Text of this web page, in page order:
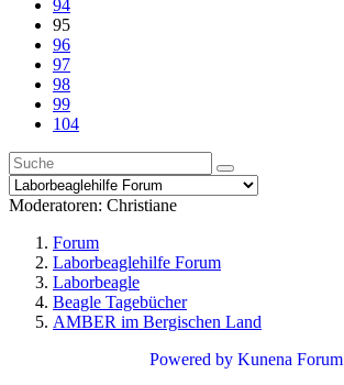
94
95
96
97
98
99
104
Moderatoren: Christiane
Forum
Laborbeaglehilfe Forum
Laborbeagle
Beagle Tagebücher
AMBER im Bergischen Land
Powered by Kunena Forum